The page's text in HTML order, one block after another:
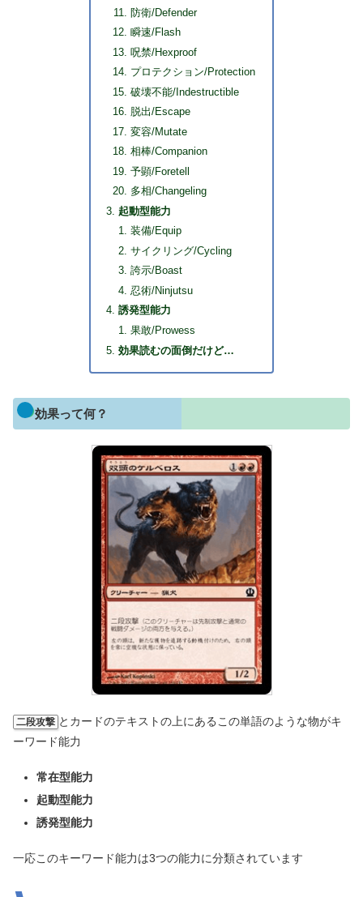
防衛/Defender
瞬速/Flash
呪禁/Hexproof
プロテクション/Protection
破壊不能/Indestructible
脱出/Escape
変容/Mutate
相棒/Companion
予顕/Foretell
多相/Changeling
起動型能力
装備/Equip
サイクリング/Cycling
誇示/Boast
忍術/Ninjutsu
誘発型能力
果敢/Prowess
効果読むの面倒だけど…
効果って何？
二段攻撃 とカードのテキストの上にあるこの単語のような物がキ
ーワード能力
常在型能力
起動型能力
誘発型能力
一応このキーワード能力は3つの能力に分類されています